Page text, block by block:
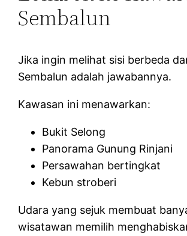
Sembalun
Jika ingin melihat sisi berbeda
Sembalun adalah jawabannya.
Kawasan ini menawarkan:
Bukit Selong
Panorama Gunung Rinjani
Persawahan bertingkat
Kebun stroberi
Udara yang sejuk membuat
wisatawan memilih